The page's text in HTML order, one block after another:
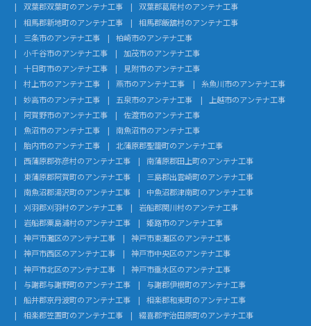
双葉郡双葉町のアンテナ工事
双葉郡葛尾村のアンテナ工事
相馬郡新地町のアンテナ工事
相馬郡飯舘村のアンテナ工事
三条市のアンテナ工事
柏崎市のアンテナ工事
小千谷市のアンテナ工事
加茂市のアンテナ工事
十日町市のアンテナ工事
見附市のアンテナ工事
村上市のアンテナ工事
燕市のアンテナ工事
糸魚川市のアンテナ工事
妙高市のアンテナ工事
五泉市のアンテナ工事
上越市のアンテナ工事
阿賀野市のアンテナ工事
佐渡市のアンテナ工事
魚沼市のアンテナ工事
南魚沼市のアンテナ工事
胎内市のアンテナ工事
北蒲原郡聖籠町のアンテナ工事
西蒲原郡弥彦村のアンテナ工事
南蒲原郡田上町のアンテナ工事
東蒲原郡阿賀町のアンテナ工事
三島郡出雲崎町のアンテナ工事
南魚沼郡湯沢町のアンテナ工事
中魚沼郡津南町のアンテナ工事
刈羽郡刈羽村のアンテナ工事
岩船郡関川村のアンテナ工事
岩船郡粟島浦村のアンテナ工事
姫路市のアンテナ工事
神戸市灘区のアンテナ工事
神戸市東灘区のアンテナ工事
神戸市西区のアンテナ工事
神戸市中央区のアンテナ工事
神戸市北区のアンテナ工事
神戸市垂水区のアンテナ工事
与謝郡与謝野町のアンテナ工事
与謝郡伊根町のアンテナ工事
船井郡京丹波町のアンテナ工事
相楽郡和束町のアンテナ工事
相楽郡笠置町のアンテナ工事
綴喜郡宇治田原町のアンテナ工事